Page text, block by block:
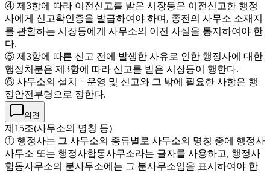
④ 제3항에 따라 이전신고를 받은 시장등은 이전신고한 행정
사에게 신고확인증을 발급하여야 하며, 종전의 사무소 소재지
를 관할하는 시장등에게 사무소의 이전 사실을 통지하여야 한
다.
⑤ 제3항에 따른 신고 전에 발생한 사유로 인한 행정사에 대한
행정처분은 제3항에 따라 신고를 받은 시장등이 행한다.
⑥ 사무소의 설치ㆍ운영 및 신고와 그 밖에 필요한 사항은 행
정안전부령으로 정한다.
의견
제15조(사무소의 명칭 등)
① 행정사는 그 사무소의 종류별로 사무소의 명칭 중에 행정사
사무소 또는 행정사합동사무소라는 글자를 사용하고, 행정사
합동사무소의 분사무소에는 그 분사무소임을 표시하여야 한